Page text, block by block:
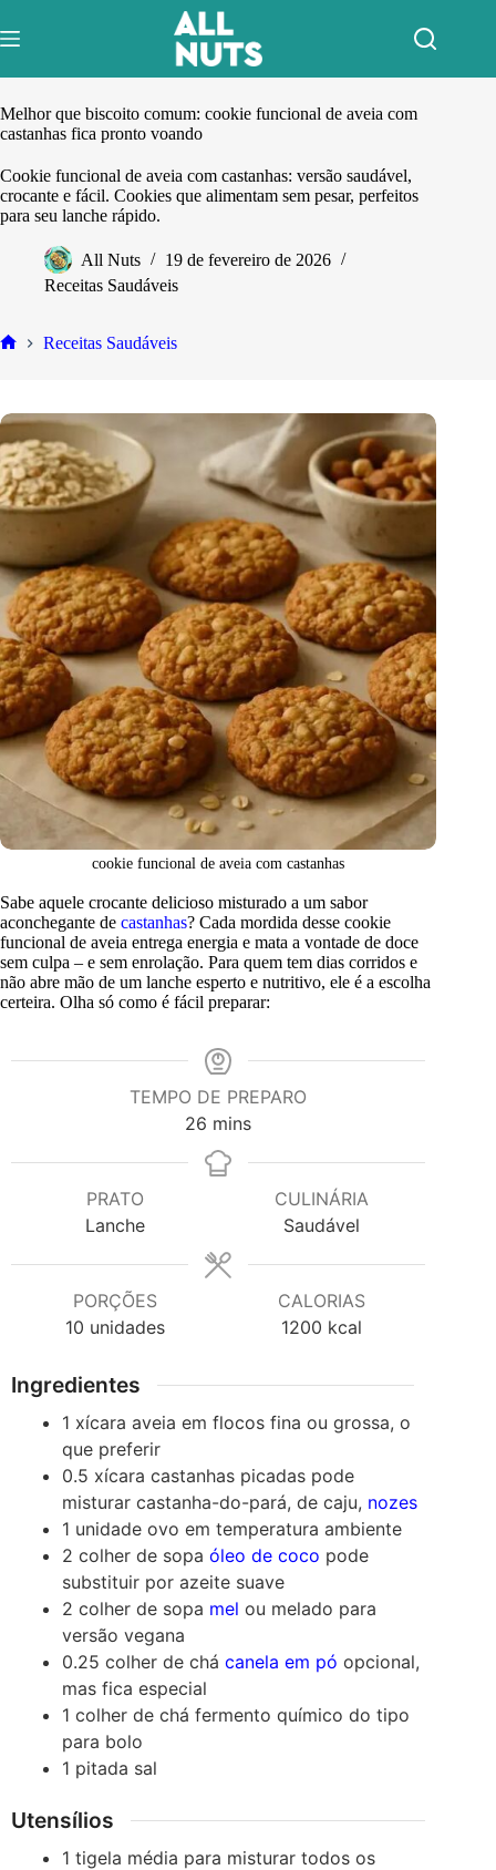
para
o
Melhor que biscoito comum: cookie funcional de aveia com
castanhas fica pronto voando
Cookie funcional de aveia com castanhas: versão saudável,
crocante e fácil. Cookies que alimentam sem pesar, perfeitos
para seu lanche rápido.
All Nuts
19 de fevereiro de 2026
Receitas Saudáveis
Receitas Saudáveis
cookie funcional de aveia com castanhas
Sabe aquele crocante delicioso misturado a um sabor
aconchegante de castanhas? Cada mordida desse cookie
funcional de aveia entrega energia e mata a vontade de doce
sem culpa – e sem enrolação. Para quem tem dias corridos e
não abre mão de um lanche esperto e nutritivo, ele é a escolha
certeira. Olha só como é fácil preparar:
TEMPO DE PREPARO
26 minutes
mins
PRATO
Lanche
CULINÁRIA
Saudável
PORÇÕES
10 unidades
CALORIAS
1200 kcal
Ingredientes
1 xícara aveia em flocos fina ou grossa, o
que preferir
0.5 xícara castanhas picadas pode
misturar castanha-do-pará, de caju, nozes
1 unidade ovo em temperatura ambiente
2 colher de sopa óleo de coco pode
substituir por azeite suave
2 colher de sopa mel ou melado para
versão vegana
0.25 colher de chá canela em pó opcional,
mas fica especial
1 colher de chá fermento químico do tipo
para bolo
1 pitada sal
Utensílios
1 tigela média para misturar todos os